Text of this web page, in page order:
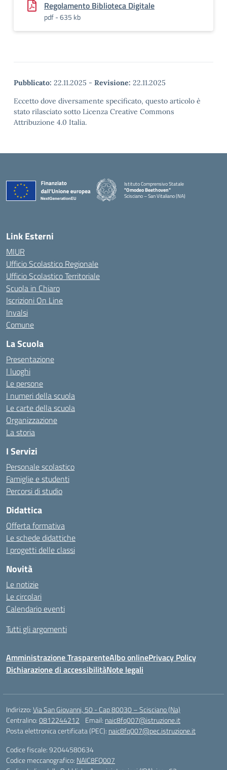
Regolamento Biblioteca Digitale
pdf - 635 kb
Pubblicato: 22.11.2025 - Revisione: 22.11.2025
Eccetto dove diversamente specificato, questo articolo è
stato rilasciato sotto Licenza Creative Commons
Attribuzione 4.0 Italia.
Istituto Comprensivo Statale
"Omodeo Beethoven"
Scisciano – San Vitaliano (NA)
Link Esterni
MIUR
Ufficio Scolastico Regionale
Ufficio Scolastico Territoriale
Scuola in Chiaro
Iscrizioni On Line
Invalsi
Comune
La Scuola
Presentazione
I luoghi
Le persone
I numeri della scuola
Le carte della scuola
Organizzazione
La storia
I Servizi
Personale scolastico
Famiglie e studenti
Percorsi di studio
Didattica
Offerta formativa
Le schede didattiche
I progetti delle classi
Novità
Le notizie
Le circolari
Calendario eventi
Tutti gli argomenti
Amministrazione TrasparenteAlbo onlinePrivacy Policy
Dichiarazione di accessibilitàNote legali
Indirizzo:Via San Giovanni, 50 - Cap 80030 – Scisciano (Na)
Centralino:0812244212 Email: naic8fq007@istruzione.it
Posta elettronica certificata (PEC): naic8fq007@pec.istruzione.it
Codice fiscale: 92044580634
Codice meccanografico: NAIC8FQ007